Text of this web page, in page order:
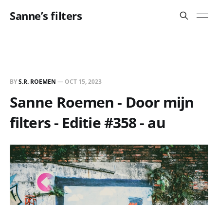
Sanne’s filters
BYS.R. ROEMEN — OCT 15, 2023
Sanne Roemen - Door mijn
filters - Editie #358 - au